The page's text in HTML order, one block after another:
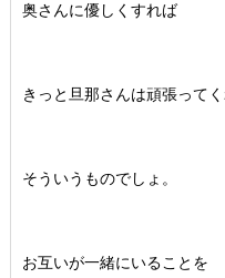
奥さんに優しくすれば
きっと旦那さんは頑張ってく
そういうものでしょ。
お互いが一緒にいることを